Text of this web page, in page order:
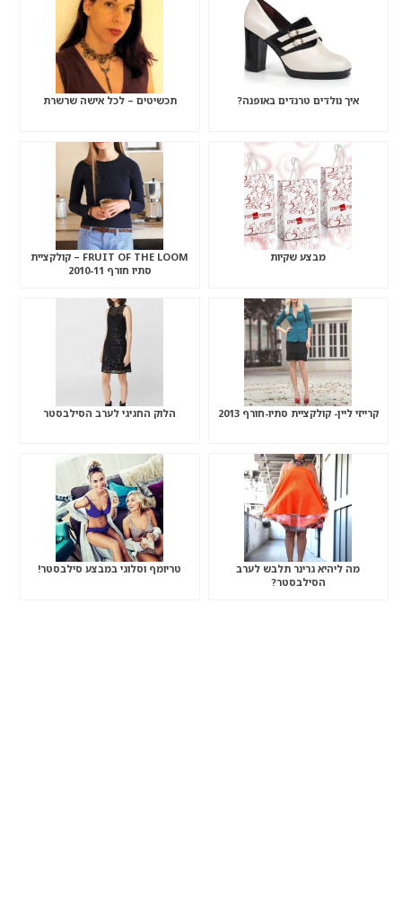
איך נולדים טרנדים באופנה? תכשיטים – לכל אישה שרשרת
מבצע שקיות
FRUIT OF THE LOOM – קולקציית
סתיו חורף 2010-11
קרייזי ליין- קולקציית סתיו-חורף 2013 הלוק החגיגי לערב הסילבסטר
מה ליהיא גרינר תלבש לערב
הסילבסטר?
טריומף וסלוגי במבצע סילבסטר!